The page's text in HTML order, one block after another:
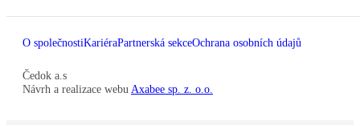
O společnostiKariéraPartnerská sekceOchrana osobních údajů
Čedok a.s
Návrh a realizace webu Axabee sp. z. o.o.